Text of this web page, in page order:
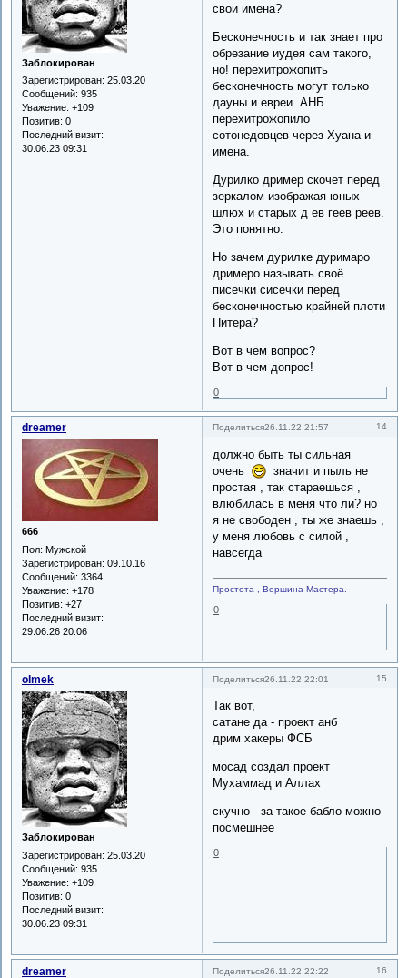
Заблокирован
Зарегистрирован: 25.03.20
Сообщений: 935
Уважение: +109
Позитив: 0
Последний визит:
30.06.23 09:31
свои имена?
Бесконечность и так знает про
обрезание иудея сам такого,
но! перехитрожопить
бесконечность могут только
дауны и евреи. АНБ
перехитрожопило
сотонедовцев через Хуана и
имена.
Дурилко дример скочет перед
зеркалом изображая юных
шлюх и старых д ев геев реев.
Это понятно.
Но зачем дурилке дуримаро
дримеро называть своё
писечки сисечки перед
бесконечностью крайней плоти
Питера?
Вот в чем вопрос?
Вот в чем допрос!
0
Поделиться 14
26.11.22 21:57
dreamer
666
Пол: Мужской
Зарегистрирован: 09.10.16
Сообщений: 3364
Уважение: +178
Позитив: +27
Последний визит:
29.06.26 20:06
должно быть ты сильная
очень
значит и пыль не
простая , так стараешься ,
влюбилась в меня что ли? но
я не свободен , ты же знаешь ,
у меня любовь с силой ,
навсегда
Простота , Вершина Мастера.
0
Поделиться 15
26.11.22 22:01
olmek
Заблокирован
Зарегистрирован: 25.03.20
Сообщений: 935
Уважение: +109
Позитив: 0
Последний визит:
30.06.23 09:31
Так вот,
сатане да - проект анб
дрим хакеры ФСБ
мосад создал проект
Мухаммад и Аллах
скучно - за такое бабло можно
посмешнее
0
Поделиться 16
26.11.22 22:22
dreamer